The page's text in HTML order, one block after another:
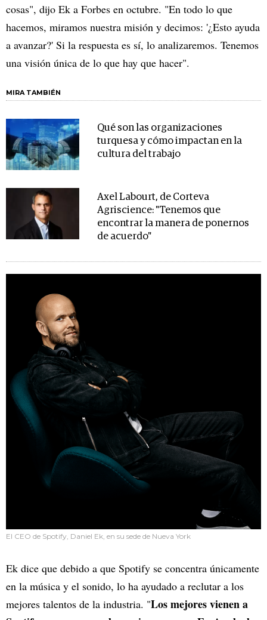
cosas", dijo Ek a Forbes en octubre. "En todo lo que
hacemos, miramos nuestra misión y decimos: '¿Esto ayuda
a avanzar?' Si la respuesta es sí, lo analizaremos. Tenemos
una visión única de lo que hay que hacer".
MIRA TAMBIÉN
Qué son las organizaciones
turquesa y cómo impactan en la
cultura del trabajo
Axel Labourt, de Corteva
Agriscience: "Tenemos que
encontrar la manera de ponernos
de acuerdo"
El CEO de Spotify, Daniel Ek, en su sede de Nueva York
Ek dice que debido a que Spotify se concentra únicamente
en la música y el sonido, lo ha ayudado a reclutar a los
mejores talentos de la industria. "Los mejores vienen a